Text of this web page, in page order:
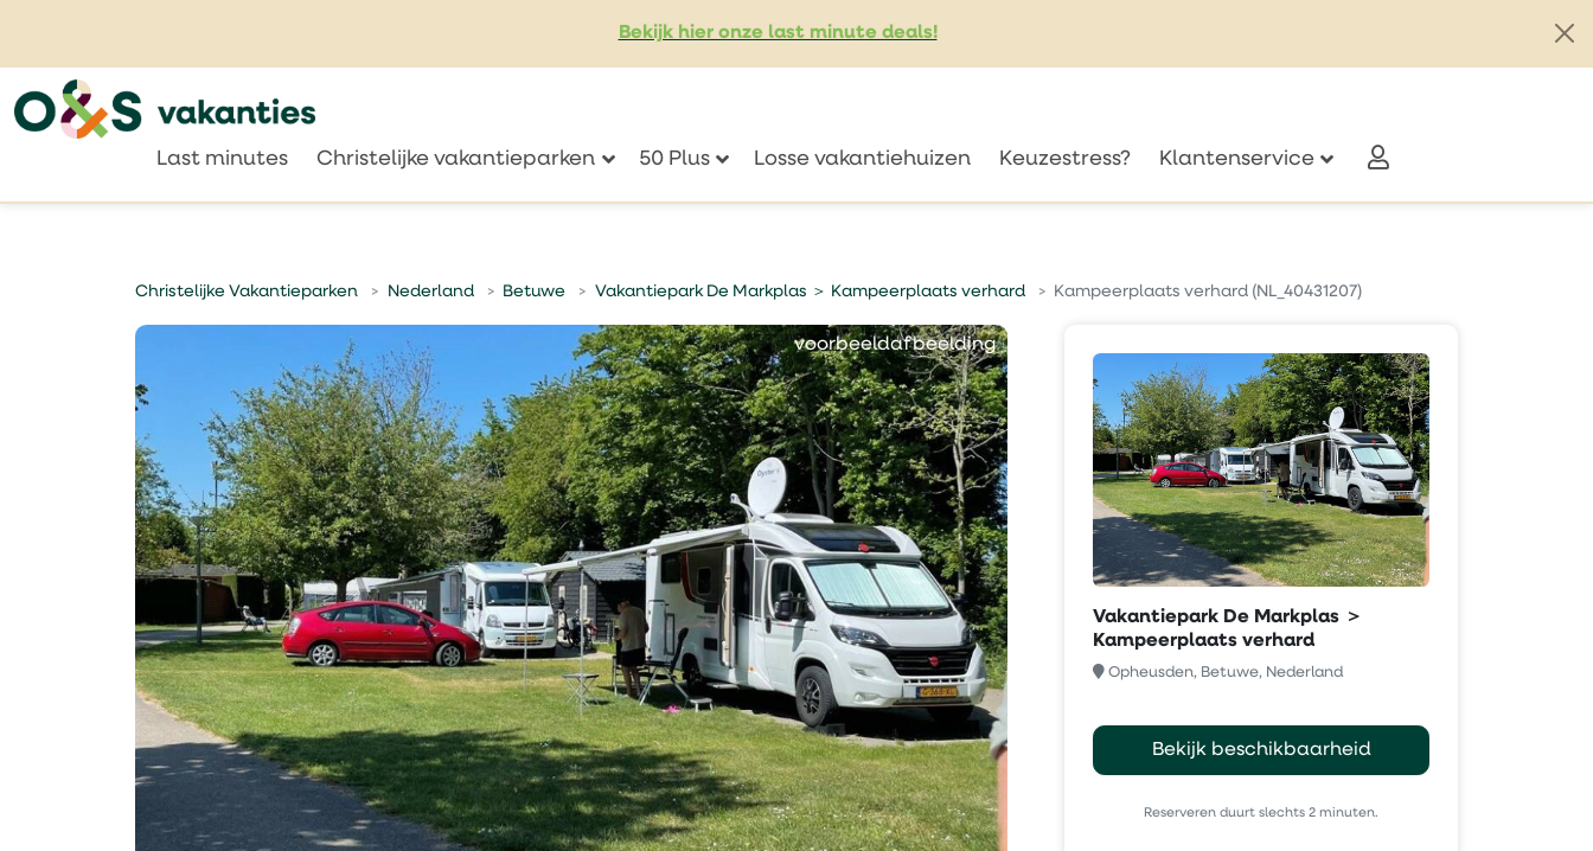
Bekijk hier onze last minute deals!
Last minutes Christelijke vakantieparken 50 Plus Losse vakantiehuizen Keuzestress? Klantenservice
Christelijke Vakantieparken Nederland Betuwe Vakantiepark De Markplas ＞ Kampeerplaats verhard Kampeerplaats verhard (NL_40431207)
voorbeeldafbeelding
Vakantiepark De Markplas ＞
Kampeerplaats verhard
Opheusden, Betuwe, Nederland
Bekijk beschikbaarheid
Reserveren duurt slechts 2 minuten.